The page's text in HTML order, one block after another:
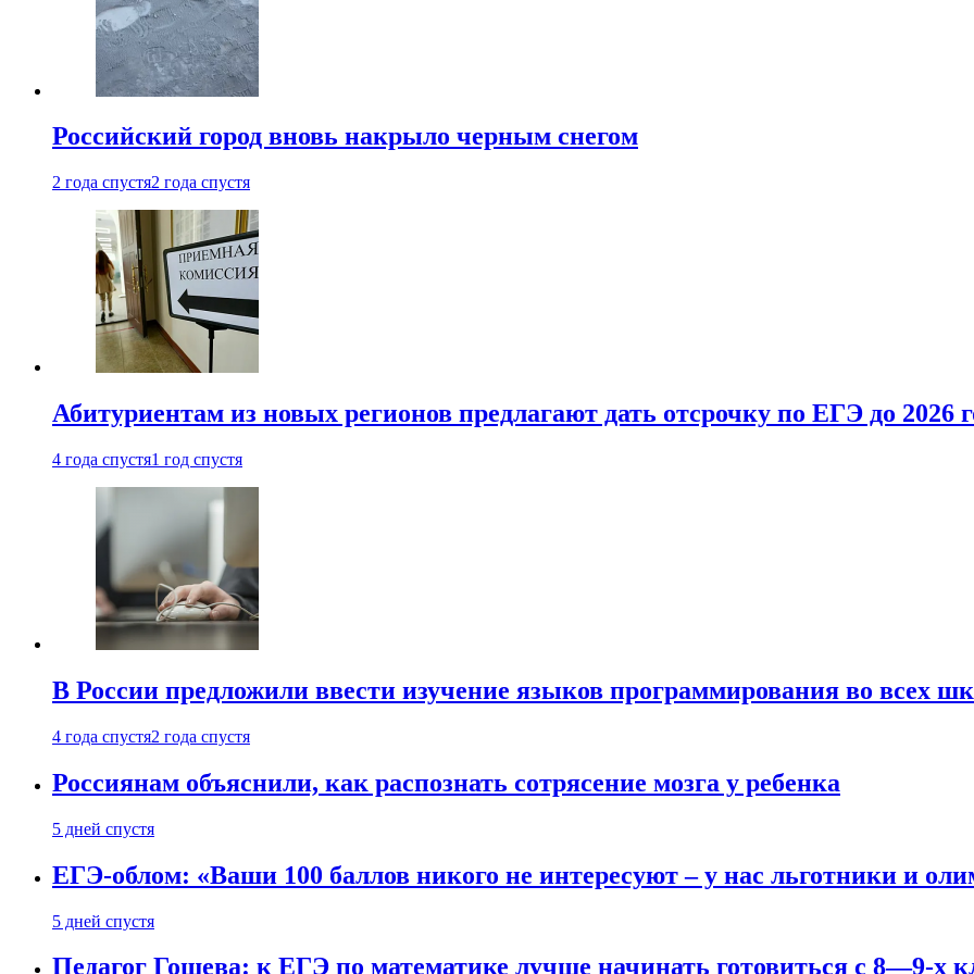
Российский город вновь накрыло черным снегом
2 года спустя2 года спустя
Абитуриентам из новых регионов предлагают дать отсрочку по ЕГЭ до 2026
4 года спустя1 год спустя
В России предложили ввести изучение языков программирования во всех
4 года спустя2 года спустя
Россиянам объяснили, как распознать сотрясение мозга у ребенка
5 дней спустя
ЕГЭ-облом: «Ваши 100 баллов никого не интересуют – у нас льготники и
5 дней спустя
Педагог Гошева: к ЕГЭ по математике лучше начинать готовиться с 8—9-х